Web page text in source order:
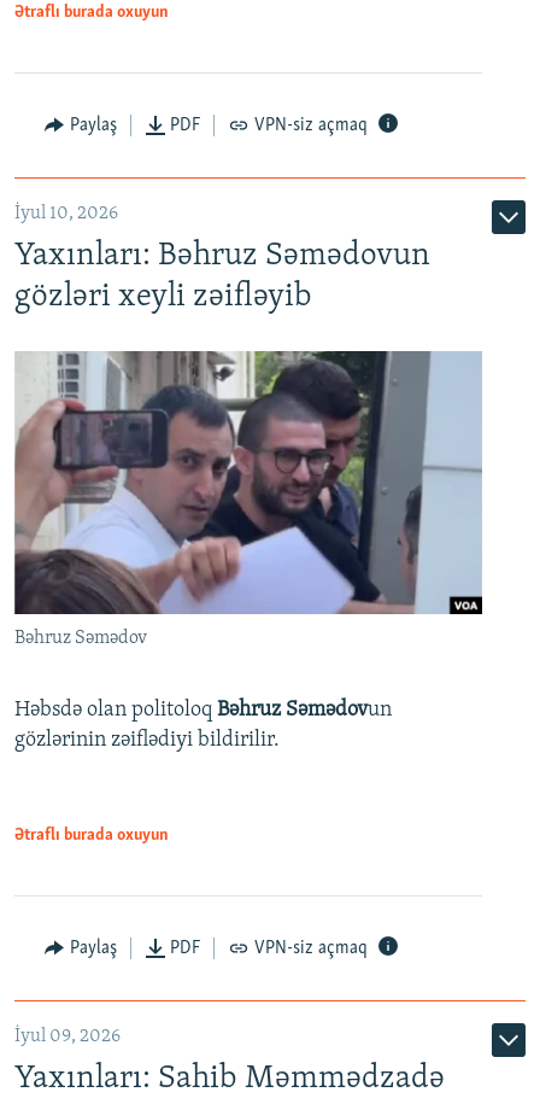
Ətraflı burada oxuyun
Paylaş PDF VPN-siz açmaq
İyul 10, 2026
Yaxınları: Bəhruz Səmədovun
gözləri xeyli zəifləyib
Bəhruz Səmədov
Həbsdə olan politoloq Bəhruz Səmədovun
gözlərinin zəiflədiyi bildirilir.
Ətraflı burada oxuyun
Paylaş PDF VPN-siz açmaq
İyul 09, 2026
Yaxınları: Sahib Məmmədzadə